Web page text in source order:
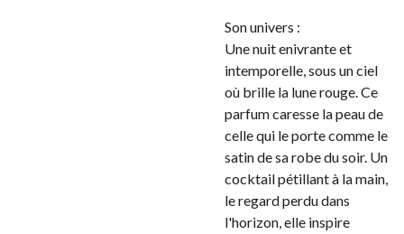
Son univers :
Une nuit enivrante et
intemporelle, sous un ciel
où brille la lune rouge. Ce
parfum caresse la peau de
celle qui le porte comme le
satin de sa robe du soir. Un
cocktail pétillant à la main,
le regard perdu dans
l'horizon, elle inspire